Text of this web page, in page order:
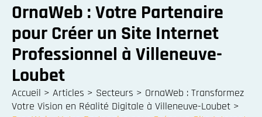
OrnaWeb : Votre Partenaire
pour Créer un Site Internet
Professionnel à Villeneuve-
Loubet
Accueil > Articles > Secteurs > OrnaWeb : Transformez
Votre Vision en Réalité Digitale à Villeneuve-Loubet >